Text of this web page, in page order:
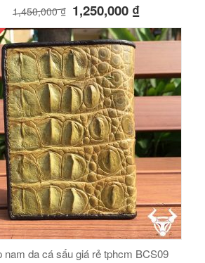
1,450,000₫ 1,250,000 ₫
nam da cá sấu giá rẻ tphcm BCS09